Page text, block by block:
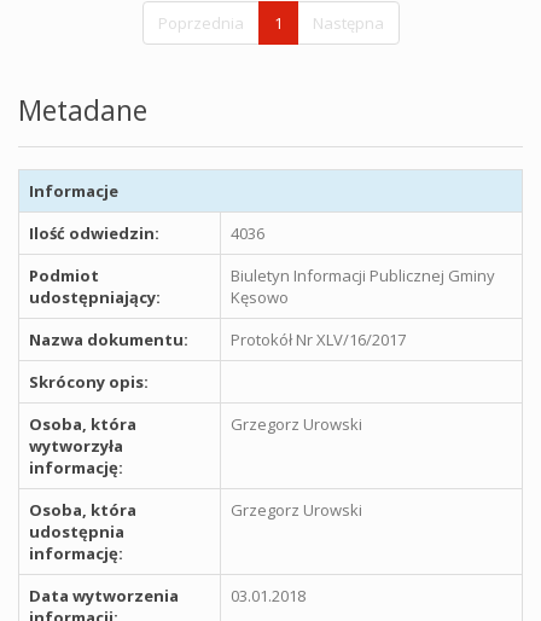
Poprzednia
1 Następna
Metadane
Informacje
Ilość odwiedzin:
4036
Podmiot
udostępniający:
Biuletyn Informacji Publicznej Gminy
Kęsowo
Nazwa dokumentu:
Protokół Nr XLV/16/2017
Skrócony opis:
Osoba, która
wytworzyła
informację:
Grzegorz Urowski
Osoba, która
udostępnia
informację:
Grzegorz Urowski
Data wytworzenia
03.01.2018